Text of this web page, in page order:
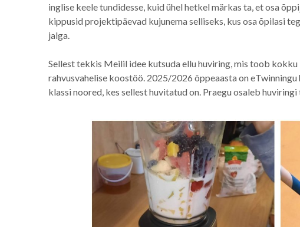
inglise keele tundidesse, kuid ühel hetkel märkas ta, et osa
kippusid projektipäevad kujunema selliseks, kus osa õpilasi
jalga.
Sellest tekkis Meilil idee kutsuda ellu huviring, mis toob
rahvusvahelise koostöö. 2025/2026 õppeaasta on
klassi noored, kes sellest huvitatud on. Praegu osaleb